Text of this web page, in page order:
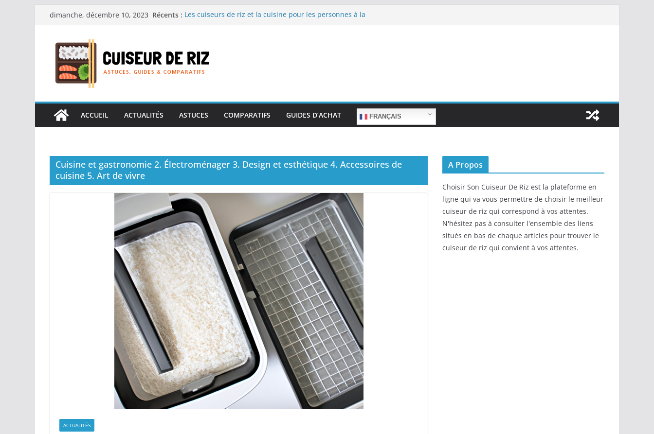
Passerdimanche, décembre 10, 2023 Récents : Les cuiseurs de riz et la cuisine pour les personnes à la
Les cuiseurs de riz pour les familles nombreuses : Cuisson
en grande quantité.
Les cuiseurs de riz et la préparation de plats pour les
réconfortants.
ACCUEIL
ACTUALITÉS ASTUCES COMPARATIFS GUIDES D’ACHAT FRANÇAIS
Cuisine et gastronomie 2. Électroménager 3. Design et esthétique 4. Accessoires de
cuisine 5. Art de vivre
ACTUALITÉS
A Propos
Choisir Son Cuiseur De Riz est la plateforme en
ligne qui va vous permettre de choisir le meilleur
cuiseur de riz qui correspond à vos attentes.
N'hésitez pas à consulter l'ensemble des liens
situés en bas de chaque articles pour trouver le
cuiseur de riz qui convient à vos attentes.